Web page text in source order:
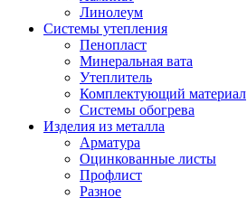
Линолеум
Системы утепления
Пенопласт
Минеральная вата
Утеплитель
Комплектующий материал
Системы обогрева
Изделия из металла
Арматура
Оцинкованные листы
Профлист
Разное